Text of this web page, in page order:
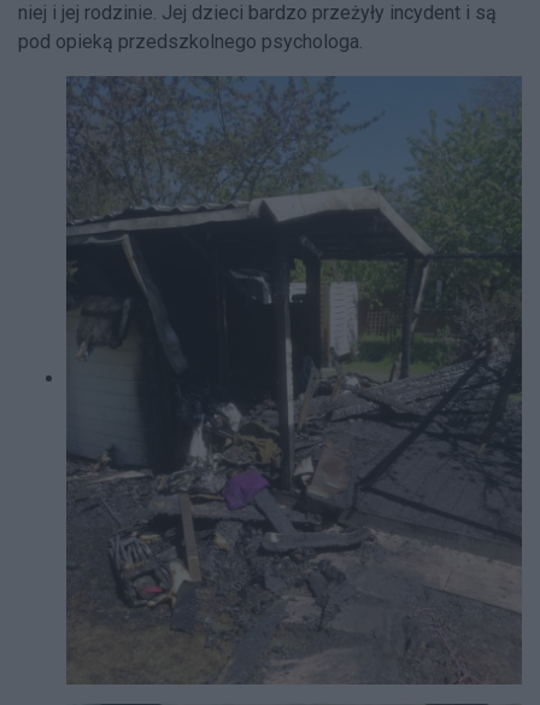
niej i jej rodzinie. Jej dzieci bardzo przeżyły incydent i są
pod opieką przedszkolnego psychologa.